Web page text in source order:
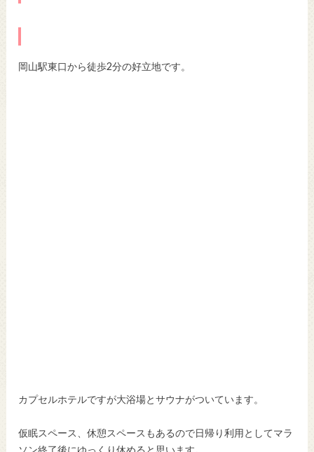
岡山駅東口から徒歩2分の好立地です。
カプセルホテルですが大浴場とサウナがついています。
仮眠スペース、休憩スペースもあるので日帰り利用としてマラ
ソン終了後にゆっくり休めると思います。